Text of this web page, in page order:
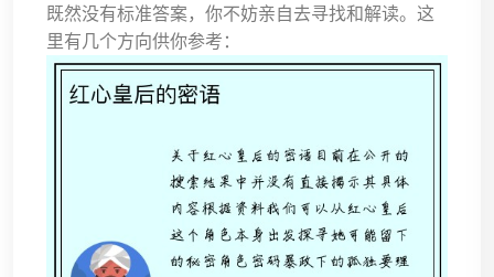
既然没有标准答案，你不妨亲自去寻找和解读。这
里有几个方向供你参考：